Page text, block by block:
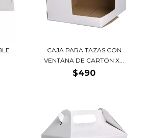
CAJA PARA TAZAS CON
VENTANA DE CARTON X...
$490